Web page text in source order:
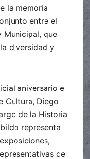
la memoria
entre el
Municipal, que
diversidad y
aniversario e
Cultura, Diego
de la Historia
representa
de